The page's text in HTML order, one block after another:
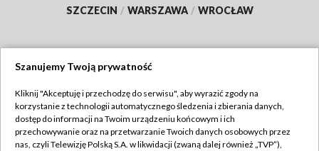
SZCZECIN / WARSZAWA / WROCŁAW
TVP
Abonament TVP
Regulamin TVP
Szanujemy Twoją prywatność
Kliknij "Akceptuję i przechodzę do serwisu", aby wyrazić zgody na
korzystanie z technologii automatycznego śledzenia i zbierania danych,
dostęp do informacji na Twoim urządzeniu końcowym i ich
przechowywanie oraz na przetwarzanie Twoich danych osobowych przez
nas, czyli Telewizję Polską S.A. w likwidacji (zwaną dalej również „TVP”),